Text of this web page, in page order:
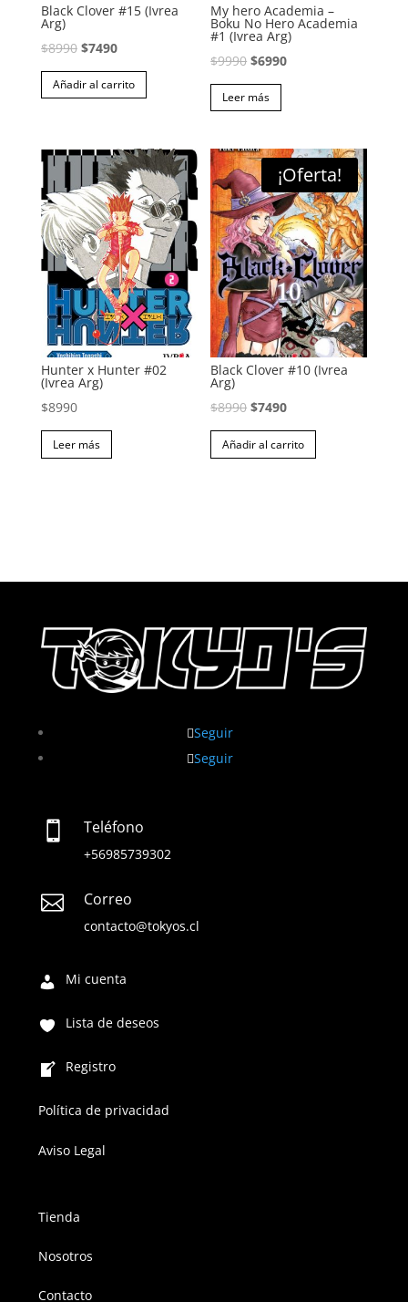
Black Clover #15 (Ivrea
Arg)
$8990 El
precio
original
$7490El
precio
actual
Añadir al carrito
My hero Academia –
Boku No Hero Academia
#1 (Ivrea Arg)
$9990 El
precio
original
$9990.
$6990El
$6990.
Leer más
Hunter x Hunter #02
(Ivrea Arg)
$8990
Leer más
¡Oferta!
Black Clover #10 (Ivrea
Arg)
$8990 El
precio
original
$7490El
precio
actual
Añadir al carrito
Seguir
Seguir
 Teléfono
+56985739302
 Correo
contacto@tokyos.cl
Mi cuenta
Lista de deseos
Registro
Política de privacidad
Aviso Legal
Tienda
Nosotros
Contacto